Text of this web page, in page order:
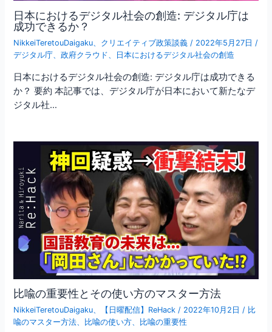
日本におけるデジタル社会の創造: デジタル庁は
成功できるか？
NikkeiTeretouDaigaku、 クリエイティブ政策談義 / 2022年5月27日 /
デジタル庁、政府クラウド、 日本におけるデジタル社会の創造
日本におけるデジタル社会の創造: デジタル庁は成功できる
か？ 要約 本記事では、デジタル庁が日本において新たなデ
ジタル社…
比喩の重要性とその使い方のマスター方法
NikkeiTeretouDaigaku、 【日曜配信】ReHack / 2022年10月2日 / 比
喩のマスター方法、 比喩の使い方、 比喩の重要性